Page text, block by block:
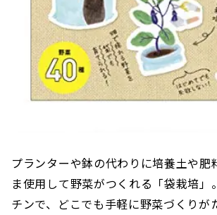
プランターや鉢の代わりに培養土や肥
ま使用して野菜がつくれる「袋栽培」
チンで、どこでも手軽に野菜づくりが